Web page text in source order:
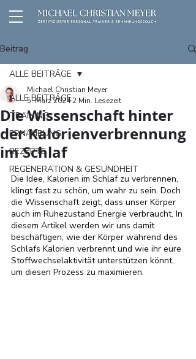
Beitrag
ALLE BEITRÄGE
TRAINING
ERNÄHRUNG
REZEPTE
REGENERATION & GESUNDHEIT
ALLE BEITRÄGE
Die Wissenschaft hinter
der Kalorienverbrennung
im Schlaf
Michael Christian Meyer
5. März 2024 2 Min. Lesezeit
Die Idee, Kalorien im Schlaf zu verbrennen,
klingt fast zu schön, um wahr zu sein. Doch
die Wissenschaft zeigt, dass unser Körper
auch im Ruhezustand Energie verbraucht. In
diesem Artikel werden wir uns damit
beschäftigen, wie der Körper während des
Schlafs Kalorien verbrennt und wie ihr eure
Stoffwechselaktivität unterstützen könnt,
um diesen Prozess zu maximieren.